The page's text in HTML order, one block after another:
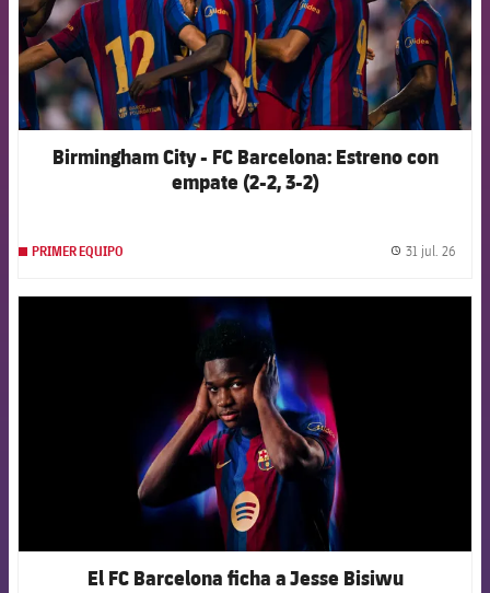
Birmingham City - FC Barcelona: Estreno con
empate (2-2, 3-2)
PRIMER EQUIPO 31 jul. 26
FCB Barcelona badge
El FC Barcelona ficha a Jesse Bisiwu